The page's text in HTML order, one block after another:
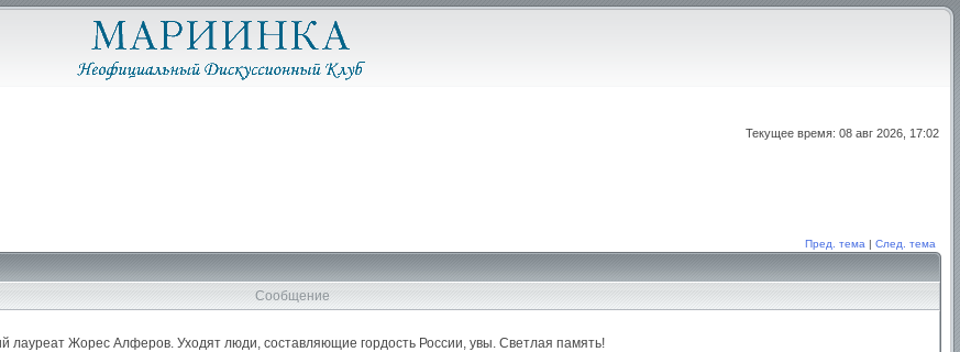
Текущее время: 08 авг 2026, 17:02
Пред. тема | След. тема
Сообщение
Жорес Алферов. Уходят люди, составляющие гордость России, увы. Светлая память!